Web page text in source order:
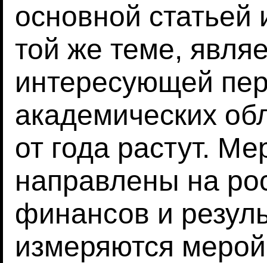
основной статьей
той же теме,
интересующей
академических
от года растут.
направлены на
финансов и
измеряются